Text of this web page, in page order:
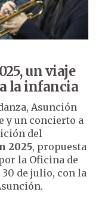
un viaje
la infancia
Asunción
y un concierto a
del
2025, propuesta
la Oficina de
30 de julio, con la